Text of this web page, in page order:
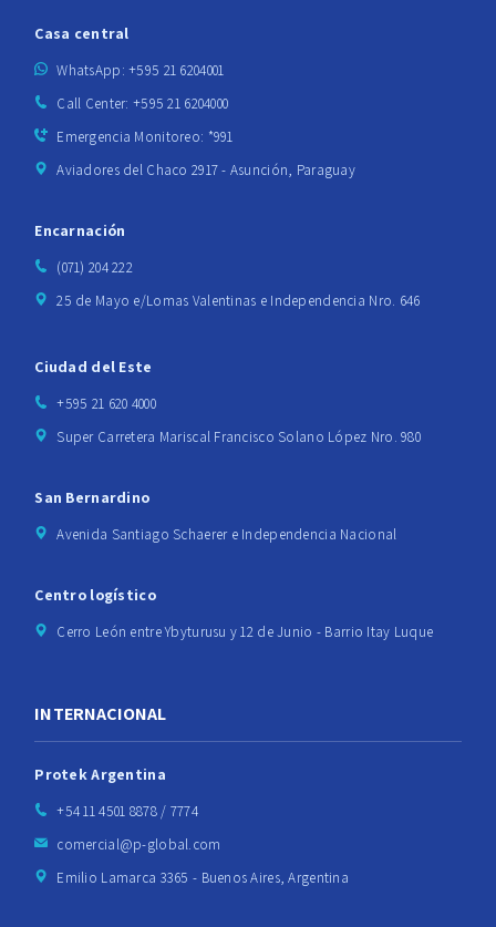
Casa central
WhatsApp: +595 21 6204001
Call Center: +595 21 6204000
Emergencia Monitoreo: *991
Aviadores del Chaco 2917 - Asunción, Paraguay
Encarnación
(071) 204 222
25 de Mayo e/Lomas Valentinas e Independencia Nro. 646
Ciudad del Este
+595 21 620 4000
Super Carretera Mariscal Francisco Solano López Nro. 980
San Bernardino
Avenida Santiago Schaerer e Independencia Nacional
Centro logístico
Cerro León entre Ybyturusu y 12 de Junio - Barrio Itay Luque
INTERNACIONAL
Protek Argentina
+54 11 4501 8878 / 7774
comercial@p-global.com
Emilio Lamarca 3365 - Buenos Aires, Argentina